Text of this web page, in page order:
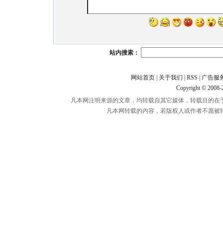
站内搜索：
网站首页| 关于我们 RSS
广告服
Copyright ©
凡本网注明来源的文章，均转载自其它媒体，转载目的
凡本网转载的内容，若版权人或作者不愿